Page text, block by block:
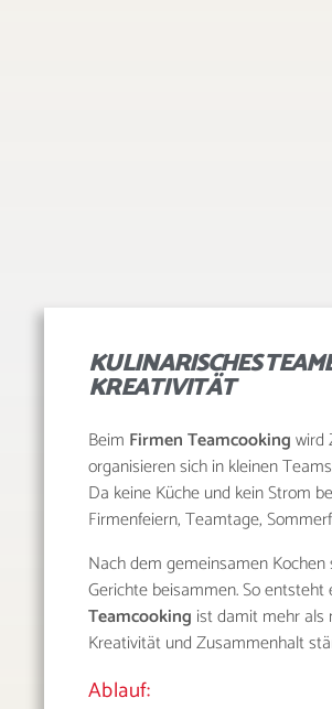
KULINARISCHES
KREATIVITÄT
Beim Firmen Teamcookingwird
organisieren sich in kleinen
Da keine Küche und kein Strom
Firmenfeiern, Teamtage,
Nach dem gemeinsamen
Gerichte beisammen. So
Teamcooking ist damit mehr als
Kreativität und Zusammenhalt
Ablauf: